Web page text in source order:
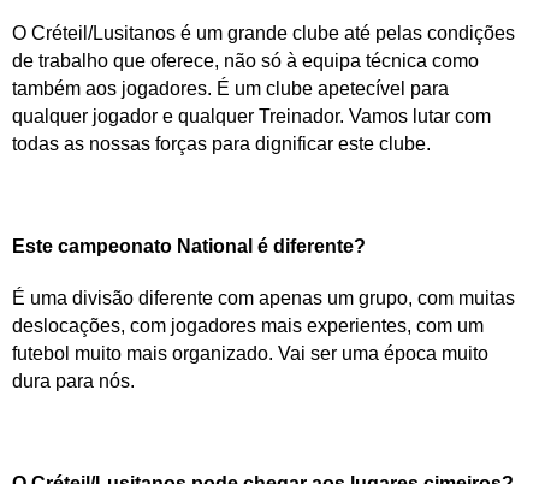
O Créteil/Lusitanos é um grande clube até pelas condições
de trabalho que oferece, não só à equipa técnica como
também aos jogadores. É um clube apetecível para
qualquer jogador e qualquer Treinador. Vamos lutar com
todas as nossas forças para dignificar este clube.
Este campeonato National é diferente?
É uma divisão diferente com apenas um grupo, com muitas
deslocações, com jogadores mais experientes, com um
futebol muito mais organizado. Vai ser uma época muito
dura para nós.